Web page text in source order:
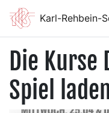
Karl-Rehbein-
Die
Spiel